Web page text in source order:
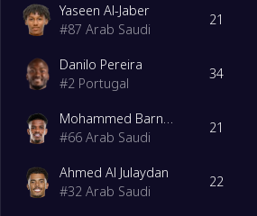
Yaseen Al-Jaber
#87 Arab Saudi
21
Danilo Pereira
#2 Portugal
34
#66 Arab Saudi
21
Ahmed Al Julaydan
#32 Arab Saudi
22